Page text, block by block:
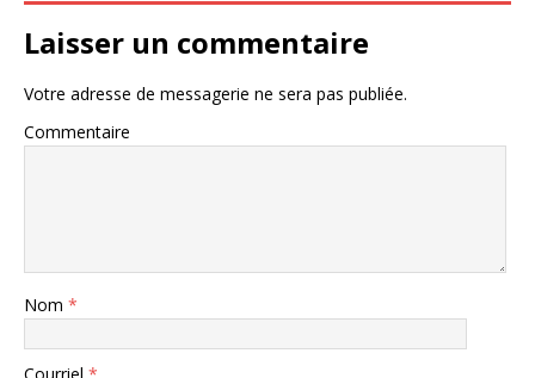
Laisser un commentaire
Votre adresse de messagerie ne sera pas publiée.
Commentaire
Nom *